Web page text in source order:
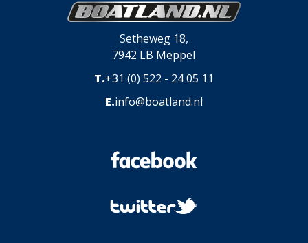
Setheweg 18,
7942 LB Meppel
T.+31 (0) 522 - 24 05 11
E.info@boatland.nl